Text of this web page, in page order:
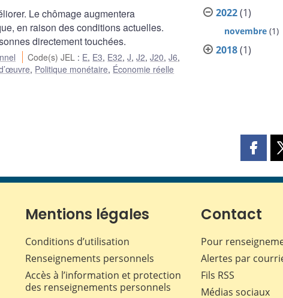
Le chômage augmentera
en raison des conditions actuelles.
directement touchées.
Code(s) JEL : E, E3, E32,J,J2,J20,J6,
, Politique monétaire, Économie réelle
2022(1)
novembre (1)
2018(1)
page
Mentions légales
Conditions d’utilisation
Renseignements personnels
Accès à l’information et protection
des renseignements personnels
Contact
Pour
Alertes par
Fils RSS
Médias sociaux